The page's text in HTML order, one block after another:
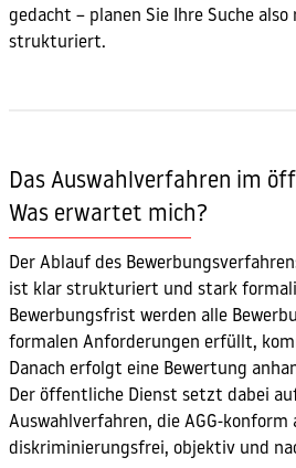
gedacht – planen Sie Ihre Suche
strukturiert.
Das Auswahlverfahren im
Was erwartet mich?
Der Ablauf des
ist klar strukturiert und stark
Bewerbungsfrist werden alle
formalen Anforderungen erfüllt,
Danach erfolgt eine Bewertung
Der öffentliche Dienst setzt dabei
Auswahlverfahren, die AGG-
diskriminierungsfrei, objektiv und